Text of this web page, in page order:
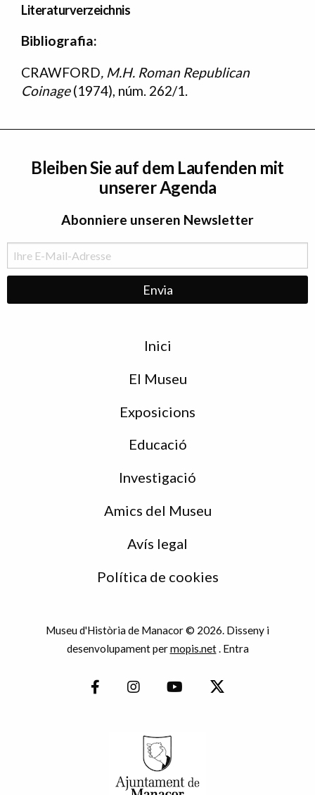
Literaturverzeichnis
Bibliografia
Bibliografia:
CRAWFORD, M.H. Roman Republican
Coinage(1974), núm. 262/1.
Bleiben Sie auf dem Laufenden mit
unserer Agenda
Abonniere unseren Newsletter
Inici
El Museu
Exposicions
Educació
Investigació
Amics del Museu
Avís legal
Política de cookies
Museu d'Història de Manacor © 2026. Disseny i
desenvolupament permopis.net. Entra